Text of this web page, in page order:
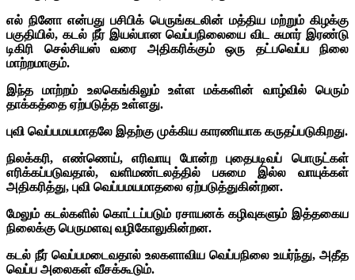
எல் நினோ என்பது பசிபிக் பெருங்கடலின் மத்திய மற்றும் கிழக்கு
பகுதியில், கடல் நீர் இயல்பான வெப்பநிலையை விட சுமார் இரண்டு
டிகிரி செல்சியஸ் வரை அதிகரிக்கும் ஒரு தட்பவெப்ப நிலை
மாற்றமாகும்.
இந்த மாற்றம் உலகெங்கிலும் உள்ள மக்களின் வாழ்வில் பெரும்
தாக்கத்தை ஏற்படுத்த உள்ளது.
புவி வெப்பமயமாதலே இதற்கு முக்கிய காரணியாக கருதப்படுகிறது.
நிலக்கரி, எண்ணெய், எரிவாயு போன்ற புதைபடிவப் பொருட்கள்
எரிக்கப்படுவதால், வளிமண்டலத்தில் பசுமை இல்ல வாயுக்கள்
அதிகரித்து, புவி வெப்பமயமாதலை ஏற்படுத்துகின்றன.
மேலும் கடல்களில்கொட்டப்படும் ரசாயனக் கழிவுகளும் இத்தகைய
நிலைக்கு பெருமளவு வழிகோலுகின்றன.
கடல் நீர் வெப்பமடைவதால் உலகளாவிய வெப்பநிலை உயர்ந்து, அதீத
வெப்ப அலைகள் வீசக்கூடும்.